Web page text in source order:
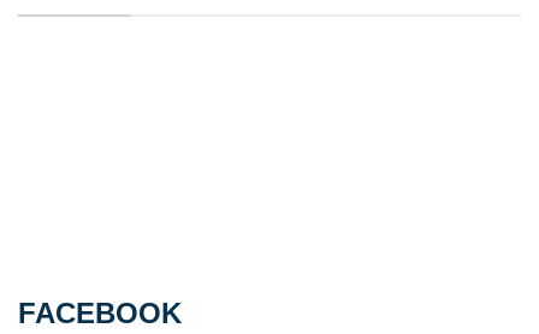
FACEBOOK